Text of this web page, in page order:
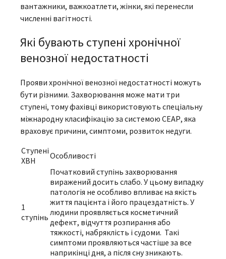
вантажники, важкоатлети, жінки, які перенесли
численні вагітності.
Які бувають ступені хронічної
венозної недостатності
Прояви хронічної венозної недостатності можуть
бути різними. Захворювання може мати три
ступені, тому фахівці використовують спеціальну
міжнародну класифікацію за системою СЕАР, яка
враховує причини, симптоми, розвиток недуги.
Ступені
ХВН
Особливості
1
ступінь
Початковий ступінь захворювання
виражений досить слабо. У цьому випадку
патологія не особливо впливає на якість
життя пацієнта і його працездатність. У
людини проявляється косметичний
дефект, відчуття розпирання або
тяжкості, набряклість і судоми. Такі
симптоми проявляються частіше за все
наприкінці дня, а після сну зникають.